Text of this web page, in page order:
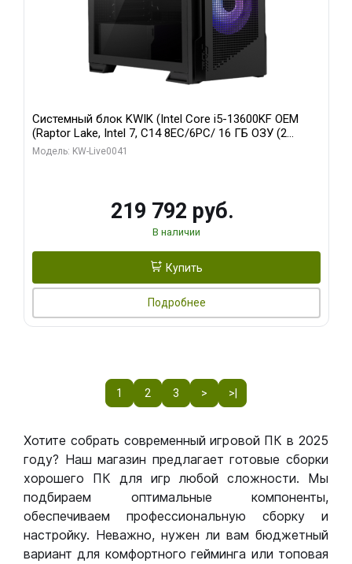
Системный блок KWIK (Intel Core i5-13600KF OEM
(Raptor Lake, Intel 7, C14 8EC/6PC/ 16 ГБ ОЗУ (2
модуля)/ Palit RTX5080 GAMINGPRO OC 16GB GDDR7
Модель: KW-Live0041
219 792 руб.
В наличии
Купить
Подробнее
1 2 3 > >|
Хотите собрать современный игровой ПК в 2025
году? Наш магазин предлагает готовые сборки
хорошего ПК для игр любой сложности. Мы
подбираем оптимальные компоненты,
обеспечиваем профессиональную сборку и
настройку. Неважно, нужен ли вам бюджетный
вариант для комфортного гейминга или топовая